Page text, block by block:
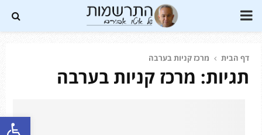
פתח סרגל נגישות
PRIMARY
דף הבית מרכז קניות בערבה
תגיות: מרכז קניות בערבה